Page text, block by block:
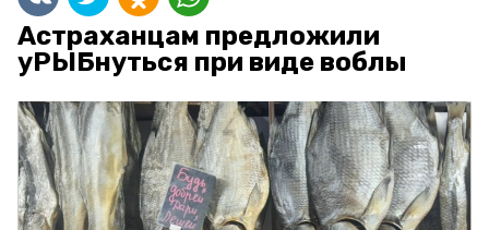
Астраханцам предложили
уРЫБнуться при виде воблы